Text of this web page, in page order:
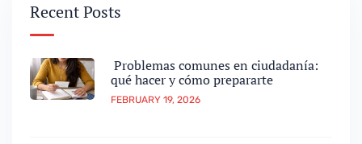
Recent Posts
Problemas comunes en ciudadanía:
qué hacer y cómo prepararte
FEBRUARY 19, 2026